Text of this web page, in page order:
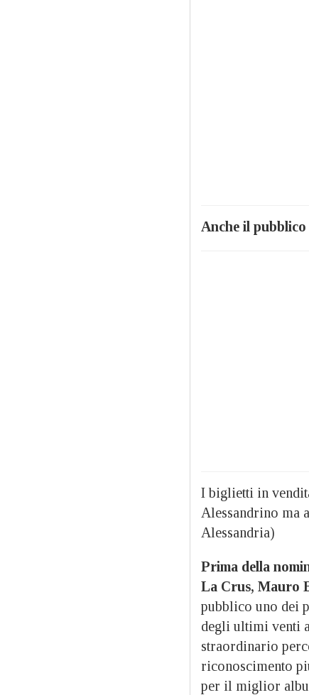
Anche il
I biglietti in
Alessandrino ma
Alessandria)
Prima della
La Crus, Mauro
pubblico uno dei
degli ultimi venti
straordinario
riconoscimento
per il miglior